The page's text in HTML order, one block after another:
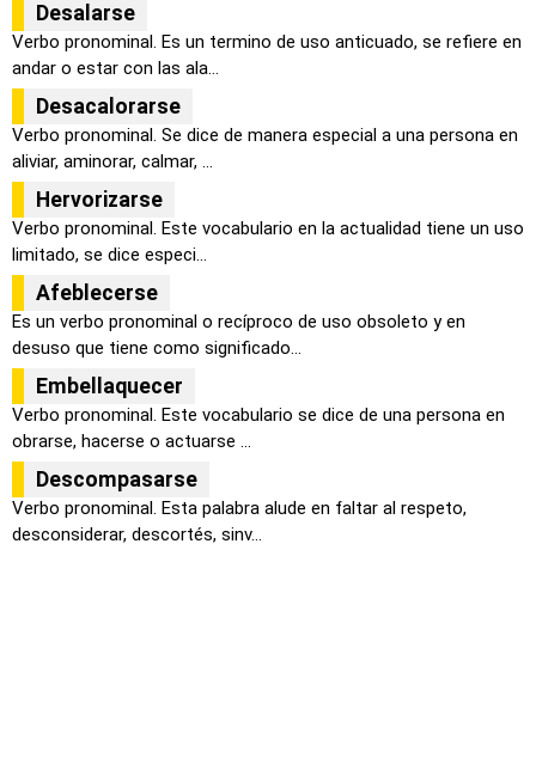
Desalarse
Verbo pronominal. Es un termino de uso anticuado, se refiere en
andar o estar con las ala...
Desacalorarse
Verbo pronominal. Se dice de manera especial a una persona en
aliviar, aminorar, calmar, ...
Hervorizarse
Verbo pronominal. Este vocabulario en la actualidad tiene un uso
limitado, se dice especi...
Afeblecerse
Es un verbo pronominal o recíproco de uso obsoleto y en
desuso que tiene como significado...
Embellaquecer
Verbo pronominal. Este vocabulario se dice de una persona en
obrarse, hacerse o actuarse ...
Descompasarse
Verbo pronominal. Esta palabra alude en faltar al respeto,
desconsiderar, descortés, sinv...